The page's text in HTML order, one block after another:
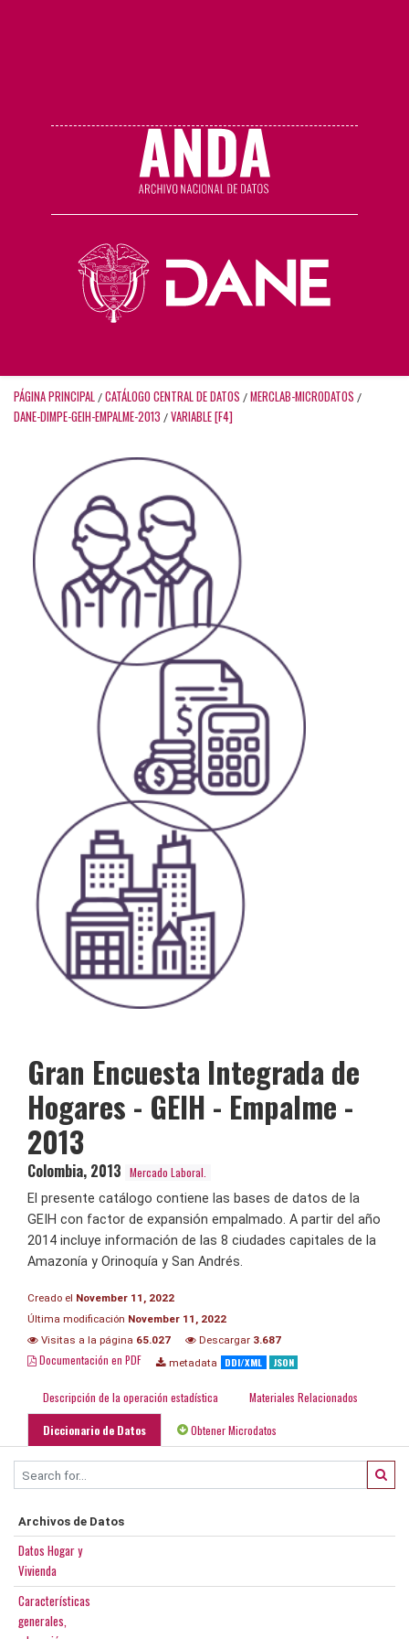
PÁGINA PRINCIPAL / CATÁLOGO CENTRAL DE DATOS / MERCLAB-MICRODATOS /
DANE-DIMPE-GEIH-EMPALME-2013 / VARIABLE [F4]
Gran Encuesta Integrada de
Hogares - GEIH - Empalme -
2013
Colombia, 2013 Mercado Laboral.
El presente catálogo contiene las bases de datos de la
GEIH con factor de expansión empalmado. A partir del año
2014 incluye información de las 8 ciudades capitales de la
Amazonía y Orinoquía y San Andrés.
Creado el November 11, 2022
Última modificación November 11, 2022
Visitas a la página 65.027 Descargar 3.687
Documentación en PDF metadata DDI/XML JSON
Descripción de la operación estadística Materiales Relacionados
Diccionario de Datos Obtener Microdatos
Archivos de Datos
Datos Hogar y
Vivienda
Características
generales,